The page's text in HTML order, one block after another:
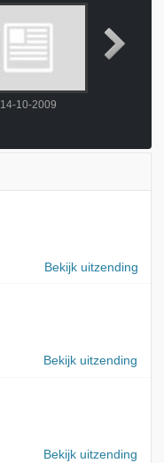
14-10-2009
Bekijk uitzending
Bekijk uitzending
Bekijk uitzending